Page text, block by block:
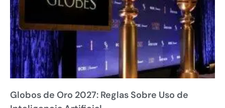
Globos de Oro 2027: Reglas Sobre Uso de